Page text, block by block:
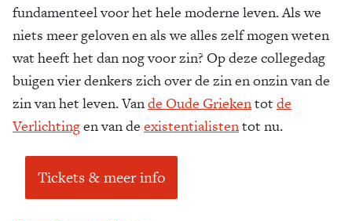
fundamenteel voor het hele moderne leven. Als we
niets meer geloven en als we alles zelf mogen weten
wat heeft het dan nog voor zin? Op deze collegedag
buigen vier denkers zich over de zin en onzin van de
zin van het leven. Vande Oude Griekentot de
Verlichtingen van de existentialistentot nu.
Tickets & meer info